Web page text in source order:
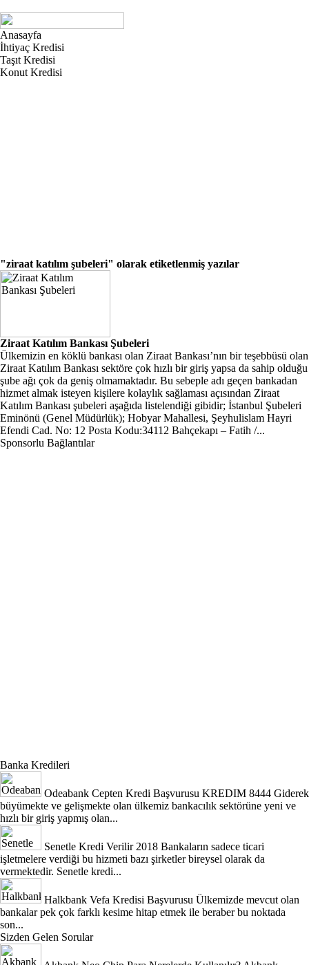
Anasayfa
İhtiyaç Kredisi
Taşıt Kredisi
Konut Kredisi
"ziraat katılım şubeleri" olarak etiketlenmiş yazılar
Ziraat Katılım Bankası Şubeleri
Ülkemizin en köklü bankası olan Ziraat Bankası’nın bir teşebbüsü olan
Ziraat Katılım Bankası sektöre çok hızlı bir giriş yapsa da sahip olduğu
şube ağı çok da geniş olmamaktadır. Bu sebeple adı geçen bankadan
hizmet almak isteyen kişilere kolaylık sağlaması açısından Ziraat
Katılım Bankası şubeleri aşağıda listelendiği gibidir; İstanbul Şubeleri
Eminönü (Genel Müdürlük); Hobyar Mahallesi, Şeyhulislam Hayri
Efendi Cad. No: 12 Posta Kodu:34112 Bahçekapı – Fatih /...
Sponsorlu Bağlantılar
Banka Kredileri
Odeabank Cepten Kredi Başvurusu KREDIM 8444 Giderek
büyümekte ve gelişmekte olan ülkemiz bankacılık sektörüne yeni ve
hızlı bir giriş yapmış olan...
Senetle Kredi Verilir 2018 Bankaların sadece ticari
işletmelere verdiği bu hizmeti bazı şirketler bireysel olarak da
vermektedir. Senetle kredi...
Halkbank Vefa Kredisi Başvurusu Ülkemizde mevcut olan
bankalar pek çok farklı kesime hitap etmek ile beraber bu noktada
son...
Sizden Gelen Sorular